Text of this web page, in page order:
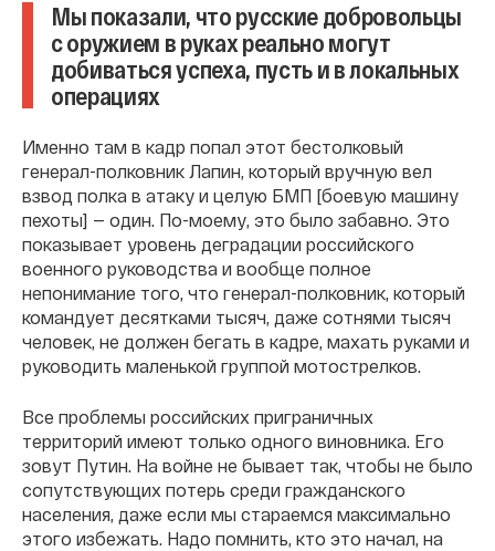
Мы показали, что русские добровольцы
с оружием в руках реально могут
добиваться успеха, пусть и в локальных
операциях
Именно там в кадр попал этот бестолковый
генерал-полковник Лапин, который вручную вел
взвод полка в атаку и целую БМП [боевую машину
пехоты] — один. По-моему, это было забавно. Это
показывает уровень деградации российского
военного руководства и вообще полное
непонимание того, что генерал-полковник, который
командует десятками тысяч, даже сотнями тысяч
человек, не должен бегать в кадре, махать руками и
руководить маленькой группой мотострелков.
Все проблемы российских приграничных
территорий имеют только одного виновника. Его
зовут Путин. На войне не бывает так, чтобы не было
сопутствующих потерь среди гражданского
населения, даже если мы стараемся максимально
этого избежать. Надо помнить, кто это начал, на